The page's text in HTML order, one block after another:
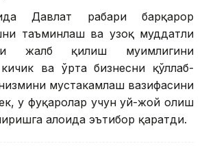
Давлат раҳбари барқарор
таъминлаш ва узоқ муддатли
жалб қилиш муҳимлигини
ва ўрта бизнесни қўллаб-
мустаҳкамлаш вазифасини
у фуқаролар учун уй-жой олиш
алоҳида эътибор қаратди.